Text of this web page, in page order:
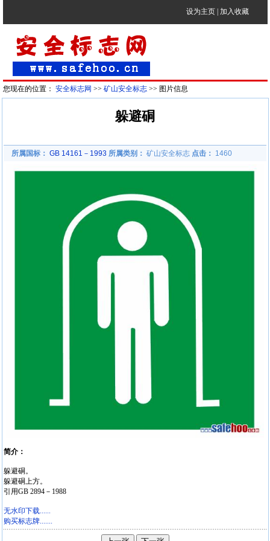
设为主页 加入收藏
您现在的位置： 安全标志网 >> 矿山安全标志>> 图片信息
躲避硐
所属国标： GB 14161－1993 所属类别： 矿山安全标志 点击： 1460
简介：
躲避硐。
躲避硐上方。
引用GB 2894－1988
无水印下载......
购买标志牌.......